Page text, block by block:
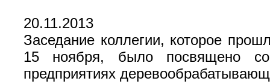
20.11.2013
Заседание коллегии, которое
15 ноября, было посвящено
предприятиях